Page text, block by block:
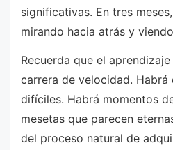
significativas. En tres
mirando hacia atrás y
Recuerda que el
carrera de velocidad. Habrá
difíciles. Habrá momentos
mesetas que parecen
del proceso natural de